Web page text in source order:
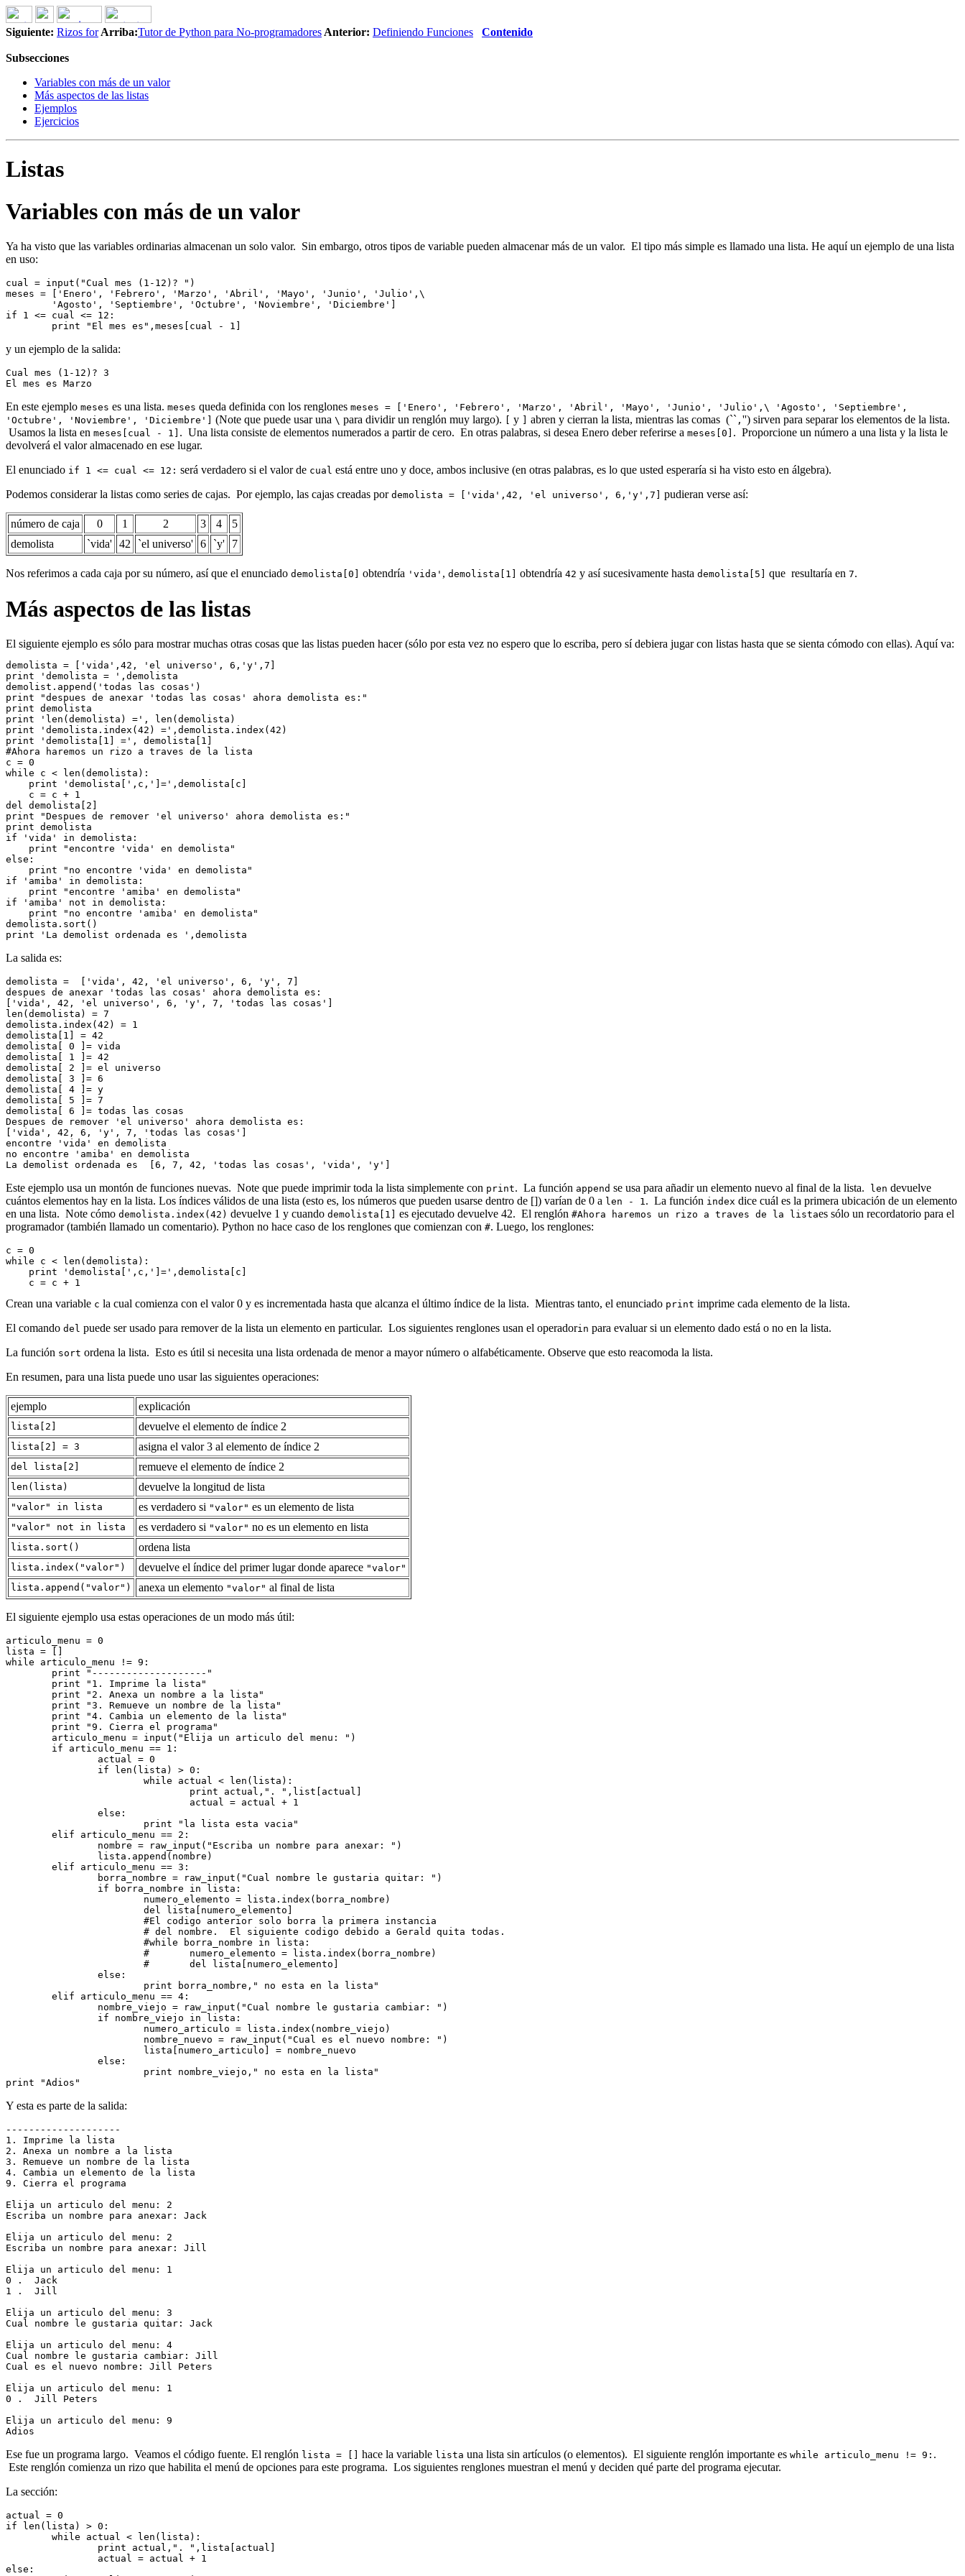
Siguiente: Rizos forArriba:Tutor de Python para No-programadores Anterior: Definiendo Funciones Contenido
Subsecciones
Variables con más de un valor
Más aspectos de las listas
Ejemplos
Ejercicios
Listas
Variables con más de un valor
Ya ha visto que las variables ordinarias almacenan un solo valor. Sin embargo, otros tipos de variable pueden almacenar más de un valor. El tipo más simple es llamado una lista. He aquí un ejemplo de una lista
en uso:
cual = input("Cual mes (1-12)? ")
meses = ['Enero', 'Febrero', 'Marzo', 'Abril', 'Mayo', 'Junio', 'Julio',\
	'Agosto', 'Septiembre', 'Octubre', 'Noviembre', 'Diciembre']
if 1 <= cual <= 12:
        print "El mes es",meses[cual - 1]
y un ejemplo de la salida:
Cual mes (1-12)? 3
El mes es Marzo
En este ejemplo meses es una lista. meses queda definida con los renglones meses = ['Enero', 'Febrero', 'Marzo', 'Abril', 'Mayo', 'Junio', 'Julio', \
'Agosto', 'Septiembre',
'Octubre', 'Noviembre', 'Diciembre']
(Note que puede usar una \ para dividir un renglón muy largo). y abren y cierran la lista, mientras las comas (`` , '') sirven para separar los elementos de la lista.
Usamos la lista en meses[cual - 1] . Una lista consiste de elementos numerados a partir de cero. En otras palabras, si desea Enero deber referirse a meses[0] . Proporcione un número a una lista y la lista le
devolverá el valor almacenado en ese lugar.
El enunciado if 1 <= cual <= 12: será verdadero si el valor de cual está entre uno y doce, ambos inclusive (en otras palabras, es lo que usted esperaría si ha visto esto en álgebra).
Podemos considerar la listas como series de cajas. Por ejemplo, las cajas creadas por demolista = ['vida',42, 'el universo', 6,'y',7] pudieran verse así:
número de caja 0 1 2 3 4
5
demolista
`vida' 42 `el universo' 6 `y' 7
Nos referimos a cada caja por su número, así que el enunciado demolista[0] obtendría 'vida' , demolista[1] obtendría 42 y así sucesivamente hasta demolista[5] que resultaría en 7.
Más aspectos de las listas
El siguiente ejemplo es sólo para mostrar muchas otras cosas que las listas pueden hacer (sólo por esta vez no espero que lo escriba, pero sí debiera jugar con listas hasta que se sienta cómodo con ellas). Aquí va:
demolista = ['vida',42, 'el universo', 6,'y',7]
print 'demolista = ',demolista
demolist.append('todas las cosas')
print "despues de anexar 'todas las cosas' ahora demolista es:"
print demolista
print 'len(demolista) =', len(demolista)
print 'demolista.index(42) =',demolista.index(42)
print 'demolista[1] =', demolista[1]
#Ahora haremos un rizo a traves de la lista
c = 0
while c < len(demolista):
    print 'demolista[',c,']=',demolista[c]
    c = c + 1
del demolista[2]
print "Despues de remover 'el universo' ahora demolista es:"
print demolista
if 'vida' in demolista:
    print "encontre 'vida' en demolista"
else:
    print "no encontre 'vida' en demolista"
if 'amiba' in demolista:
    print "encontre 'amiba' en demolista"
if 'amiba' not in demolista:
    print "no encontre 'amiba' en demolista"
demolista.sort()
print 'La demolist ordenada es ',demolista
La salida es:
demolista =  ['vida', 42, 'el universo', 6, 'y', 7]
despues de anexar 'todas las cosas' ahora demolista es:
['vida', 42, 'el universo', 6, 'y', 7, 'todas las cosas']
len(demolista) = 7
demolista.index(42) = 1
demolista[1] = 42
demolista[ 0 ]= vida
demolista[ 1 ]= 42
demolista[ 2 ]= el universo
demolista[ 3 ]= 6
demolista[ 4 ]= y
demolista[ 5 ]= 7
demolista[ 6 ]= todas las cosas
Despues de remover 'el universo' ahora demolista es:
['vida', 42, 6, 'y', 7, 'todas las cosas']
encontre 'vida' en demolista
no encontre 'amiba' en demolista
La demolist ordenada es  [6, 7, 42, 'todas las cosas', 'vida', 'y']
Este ejemplo usa un montón de funciones nuevas. Note que puede imprimir toda la lista simplemente con print. La función append se usa para añadir un elemento nuevo al final de la lista. len devuelve
cuántos elementos hay en la lista. Los índices válidos de una lista (esto es, los números que pueden usarse dentro de []) varían de 0 a len - 1. La función index dice cuál es la primera ubicación de un elemento
en una lista. Note cómo demolista.index(42) devuelve 1 y cuando demolista[1] es ejecutado devuelve 42. El renglón #Ahora haremos un rizo a traves de la listaes sólo un recordatorio para el
programador (también llamado un comentario). Python no hace caso de los renglones que comienzan con #. Luego, los renglones:
c = 0
while c < len(demolista):
    print 'demolista[',c,']=',demolista[c]
    c = c + 1
Crean una variable c la cual comienza con el valor 0 y es incrementada hasta que alcanza el último índice de la lista. Mientras tanto, el enunciado print imprime cada elemento de la lista.
El comando del puede ser usado para remover de la lista un elemento en particular. Los siguientes renglones usan el operadorin para evaluar si un elemento dado está o no en la lista.
La función sort ordena la lista. Esto es útil si necesita una lista ordenada de menor a mayor número o alfabéticamente. Observe que esto reacomoda la lista.
En resumen, para una lista puede uno usar las siguientes operaciones:
ejemplo explicación
lista[2] devuelve el elemento de índice 2
lista[2] = 3 asigna el valor 3 al elemento de índice 2
del lista[2] remueve el elemento de índice 2
len(lista) devuelve la longitud de lista
"valor" in lista es verdadero si "valor" es un elemento de lista
"valor" not in lista es verdadero si "valor" no es un elemento en lista
lista.sort() ordena lista
lista.index("valor") devuelve el índice del primer lugar donde aparece "valor"
lista.append("valor")
anexa un elemento "valor" al final de lista
El siguiente ejemplo usa estas operaciones de un modo más útil:
articulo_menu = 0
lista = []
while articulo_menu != 9:
        print "--------------------"
        print "1. Imprime la lista"
        print "2. Anexa un nombre a la lista"
        print "3. Remueve un nombre de la lista"
        print "4. Cambia un elemento de la lista"
        print "9. Cierra el programa"
        articulo_menu = input("Elija un articulo del menu: ")
        if articulo_menu == 1:
                actual = 0
                if len(lista) > 0:
                        while actual < len(lista):
                                print actual,". ",list[actual]
                                actual = actual + 1
                else:
                        print "la lista esta vacia"
        elif articulo_menu == 2:
                nombre = raw_input("Escriba un nombre para anexar: ")
                lista.append(nombre)
        elif articulo_menu == 3:
                borra_nombre = raw_input("Cual nombre le gustaria quitar: ")
                if borra_nombre in lista:
                        numero_elemento = lista.index(borra_nombre)
                        del lista[numero_elemento]
                        #El codigo anterior solo borra la primera instancia
                        # del nombre.  El siguiente codigo debido a Gerald quita todas.
                        #while borra_nombre in lista:
                        #       numero_elemento = lista.index(borra_nombre)
                        #       del lista[numero_elemento]
                else:
                        print borra_nombre," no esta en la lista"
        elif articulo_menu == 4:
                nombre_viejo = raw_input("Cual nombre le gustaria cambiar: ")
                if nombre_viejo in lista:
                        numero_articulo = lista.index(nombre_viejo)
                        nombre_nuevo = raw_input("Cual es el nuevo nombre: ")
                        lista[numero_articulo] = nombre_nuevo
                else:
                        print nombre_viejo," no esta en la lista"
print "Adios"
Y esta es parte de la salida:
--------------------
1. Imprime la lista
2. Anexa un nombre a la lista
3. Remueve un nombre de la lista
4. Cambia un elemento de la lista
9. Cierra el programa
Elija un articulo del menu: 2
Escriba un nombre para anexar: Jack
Elija un articulo del menu: 2
Escriba un nombre para anexar: Jill
Elija un articulo del menu: 1
0 .  Jack
1 .  Jill
Elija un articulo del menu: 3
Cual nombre le gustaria quitar: Jack
Elija un articulo del menu: 4
Cual nombre le gustaria cambiar: Jill
Cual es el nuevo nombre: Jill Peters
Elija un articulo del menu: 1
0 .  Jill Peters
Elija un articulo del menu: 9
Adios
Ese fue un programa largo. Veamos el código fuente. El renglón lista = [] hace la variable lista una lista sin artículos (o elementos). El siguiente renglón importante es while articulo_menu != 9: .
Este renglón comienza un rizo que habilita el menú de opciones para este programa. Los siguientes renglones muestran el menú y deciden qué parte del programa ejecutar.
La sección:
actual = 0
if len(lista) > 0:
        while actual < len(lista):
                print actual,". ",lista[actual]
                actual = actual + 1
else: